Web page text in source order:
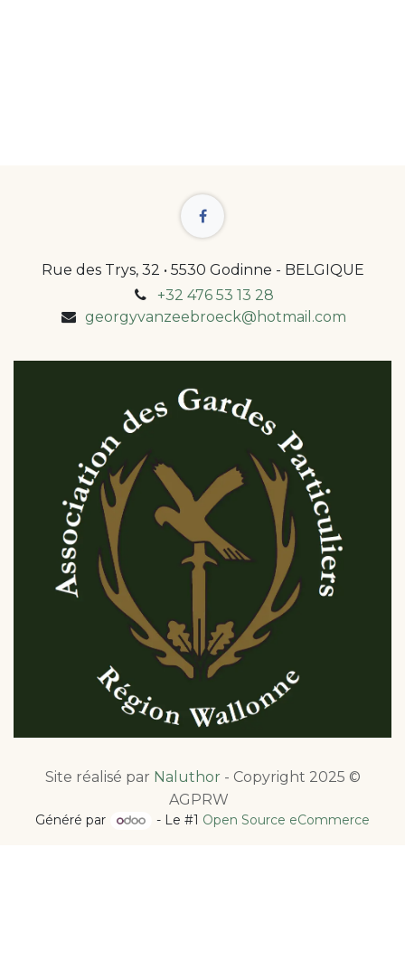
Rue des Trys, 32 • 5530 Godinne - BELGIQUE
+32 476 53 13 28
georgyvanzeebroeck@hotmail.com
Site réalisé par Naluthor - Copyright 2025 ©
AGPRW
Généré par - Le #1 Open Source eCommerce